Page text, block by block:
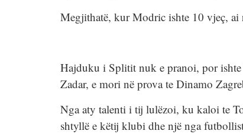
Megjithatë, kur Modric ishte 10 vjeç, ai
Hajduku i Splitit nuk e pranoi, por
Zadar, e mori në prova te Dinamo
Nga aty talenti i tij lulëzoi, ku kaloi te
shtyllë e këtij klubi dhe një nga